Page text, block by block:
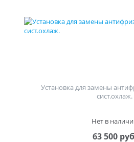
Установка для замены
сист.охлаж.
Нет в
63 500